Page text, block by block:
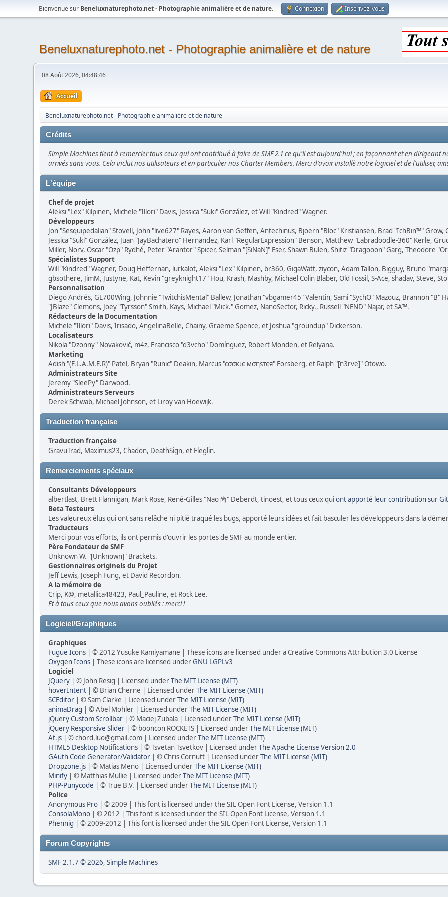
Bienvenue sur Beneluxnaturephoto.net - Photographie animalière et de nature. Connexion Inscrivez-vous
Beneluxnaturephoto.net - Photographie animalière et de nature
08 Août 2026, 04:48:46
Accueil
Beneluxnaturephoto.net - Photographie animalière et de nature
Crédits
Simple Machines tient à remercier tous ceux qui ont contribué à faire de SMF 2.1 ce qu'il est aujourd'hui ; en façonnant et en dirigeant
arrivés sans vous. Cela inclut nos utilisateurs et en particulier nos Charter Members. Merci d'avoir installé notre logiciel et de l'utiliser,
L'équipe
Chef de projet
Aleksi "Lex" Kilpinen, Michele "Illori" Davis, Jessica "Suki" González, et Will "Kindred" Wagner.
Développeurs
Jon "Sesquipedalian" Stovell, John "live627" Rayes, Aaron van Geffen, Antechinus, Bjoern "Bloc" Kristiansen, Brad "IchBin™" Grow,
Jessica "Suki" González, Juan "JayBachatero" Hernandez, Karl "RegularExpression" Benson, Matthew "Labradoodle-360" Kerle,
Miller, Norv, Oscar "Ozp" Rydhé, Peter "Arantor" Spicer, Selman "[SiNaN]" Eser, Shawn Bulen, Shitiz "Dragooon" Garg, Theodore
Spécialistes Support
Will "Kindred" Wagner, Doug Heffernan, lurkalot, Aleksi "Lex" Kilpinen, br360, GigaWatt, ziycon, Adam Tallon, Bigguy, Bruno
gbsothere, JimM, Justyne, Kat, Kevin "greyknight17" Hou, Krash, Mashby, Michael Colin Blaber, Old Fossil, S-Ace, shadav, Steve,
Personnalisation
Diego Andrés, GL700Wing, Johnnie "TwitchisMental" Ballew, Jonathan "vbgamer45" Valentin, Sami "SychO" Mazouz, Brannon "B"
"JBlaze" Clemons, Joey "Tyrsson" Smith, Kays, Michael "Mick." Gomez, NanoSector, Ricky., Russell "NEND" Najar, et SA™.
Rédacteurs de la Documentation
Michele "Illori" Davis, Irisado, AngelinaBelle, Chainy, Graeme Spence, et Joshua "groundup" Dickerson.
Localisateurs
Nikola "Dzonny" Novaković, m4z, Francisco "d3vcho" Domínguez, Robert Monden, et Relyana.
Marketing
Adish "(F.L.A.M.E.R)" Patel, Bryan "Runic" Deakin, Marcus "cσσкιє мσηѕтєя" Forsberg, et Ralph "[n3rve]" Otowo.
Administrateurs Site
Jeremy "SleePy" Darwood.
Administrateurs Serveurs
Derek Schwab, Michael Johnson, et Liroy van Hoewijk.
Traduction française
Traduction française
GravuTrad, Maximus23, Chadon, DeathSign, et Eleglin.
Remerciements spéciaux
Consultants Développeurs
albertlast, Brett Flannigan, Mark Rose, René-Gilles "Nao 尚" Deberdt, tinoest, et tous ceux quiont apporté leur contribution sur
Beta Testeurs
Les valeureux élus qui ont sans relâche ni pitié traqué les bugs, apporté leurs idées et fait basculer les développeurs dans la
Traducteurs
Merci pour vos efforts, ils ont permis d'ouvrir les portes de SMF au monde entier.
Père Fondateur de SMF
Unknown W. "[Unknown]" Brackets.
Gestionnaires originels du Projet
Jeff Lewis, Joseph Fung, et David Recordon.
A la mémoire de
Crip, K@, metallica48423, Paul_Pauline, et Rock Lee.
Et à tous ceux que nous avons oubliés : merci !
Logiciel/Graphiques
Graphiques
Fugue Icons | © 2012 Yusuke Kamiyamane | These icons are licensed under a Creative Commons Attribution 3.0 License
Oxygen Icons | These icons are licensed underGNU LGPLv3
Logiciel
JQuery | © John Resig | Licensed underThe MIT License (MIT)
hoverIntent | © Brian Cherne | Licensed underThe MIT License (MIT)
SCEditor | © Sam Clarke | Licensed underThe MIT License (MIT)
animaDrag | © Abel Mohler | Licensed underThe MIT License (MIT)
jQuery Custom Scrollbar | © Maciej Zubala | Licensed underThe MIT License (MIT)
jQuery Responsive Slider | © booncon ROCKETS | Licensed underThe MIT License (MIT)
At.js | © chord.luo@gmail.com | Licensed underThe MIT License (MIT)
HTML5 Desktop Notifications | © Tsvetan Tsvetkov | Licensed underThe Apache License Version 2.0
GAuth Code Generator/Validator | © Chris Cornutt | Licensed underThe MIT License (MIT)
Dropzone.js | © Matias Meno | Licensed underThe MIT License (MIT)
Minify | © Matthias Mullie | Licensed underThe MIT License (MIT)
PHP-Punycode | © True B.V. | Licensed underThe MIT License (MIT)
Police
Anonymous Pro | © 2009 | This font is licensed under the SIL Open Font License, Version 1.1
ConsolaMono | © 2012 | This font is licensed under the SIL Open Font License, Version 1.1
Phennig | © 2009-2012 | This font is licensed under the SIL Open Font License, Version 1.1
Forum Copyrights
SMF 2.1.7 © 2026,Simple Machines